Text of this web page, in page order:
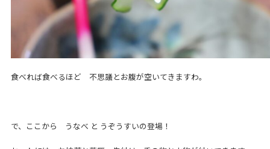
食べれば食べるほど 不思議とお腹が空いてきますわ。
で、ここから うなべ と うぞうすいの登場！